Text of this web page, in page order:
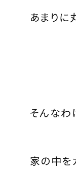
あまりに
そんなわ
家の中を